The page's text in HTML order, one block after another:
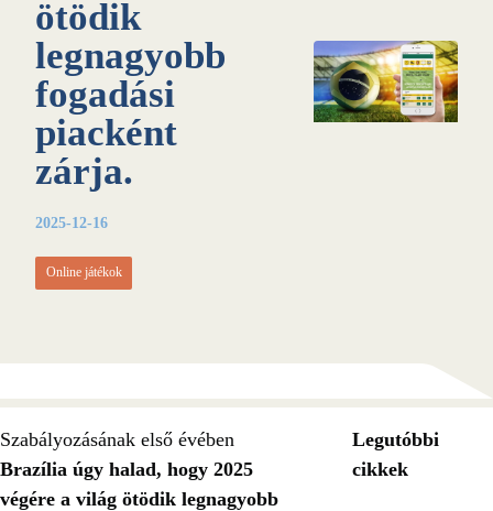
ötödik
legnagyobb
fogadási
piacként
zárja.
2025-12-16
Online játékok
Szabályozásának első évében
Brazília úgy halad, hogy 2025
végére a világ ötödik legnagyobb
Legutóbbi
cikkek